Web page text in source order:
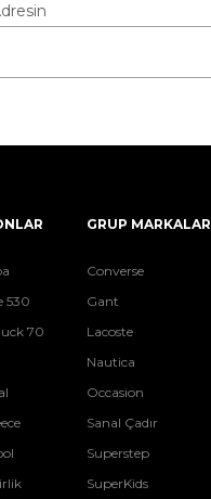
530
70
GRUP MARKALAR
Converse
Gant
Lacoste
Nautica
Occasion
Sanal Çadır
Superstep
SuperKids